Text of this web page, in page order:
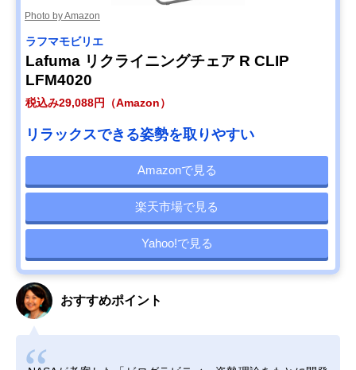
Photo by Amazon
ラフマモビリエ
Lafuma リクライニングチェア R CLIP
LFM4020
税込み29,088円（Amazon）
リラックスできる姿勢を取りやすい
Amazonで見る
楽天市場で見る
Yahoo!で見る
おすすめポイント